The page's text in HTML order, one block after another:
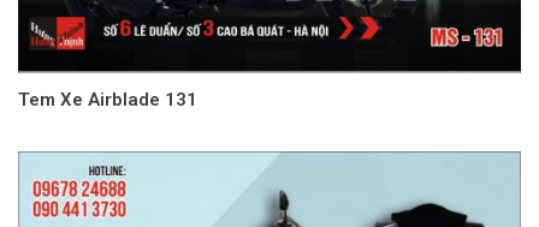
Tem Xe Airblade 131